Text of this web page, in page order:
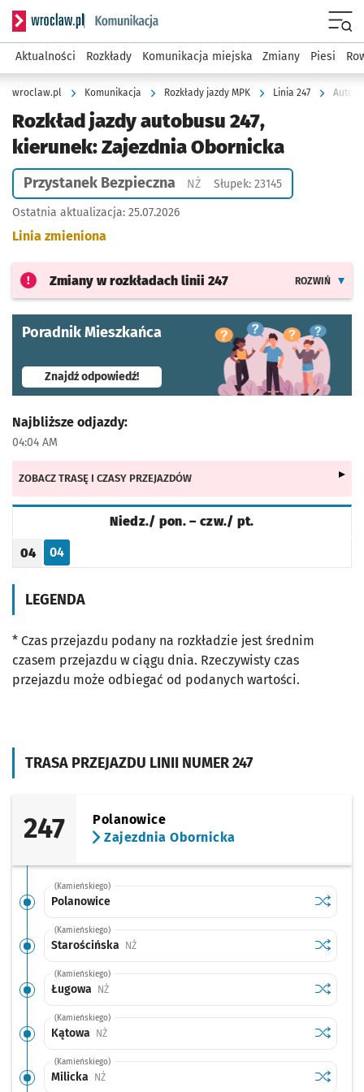
Serwis informacyjny wroclaw.pl podserwis: Komunikacja
Aktualności Rozkłady Komunikacja miejska Zmiany Piesi
wroclaw.pl Komunikacja Rozkłady jazdy MPK Linia 247
Rozkład jazdy autobusu 247,
kierunek: Zajezdnia Obornicka
Przystanek Bezpieczna NŻPrzystanek na życzenie
Słupek: 23145
Ostatnia aktualizacja: 25.07.2026
Linia zmieniona
Zmiany w rozkładach linii 247 ROZWIŃ
Poradnik Mieszkańca
Znajdź odpowiedź!- otworzy się w nowej karcie
TRASA PRZEJAZDU LINII NUMER 247
247
Polanowice
Zajezdnia Obornicka
(Kamieńskiego)
Polanowice Sprawdź
(Kamieńskiego)
Starościńska NŻPrzystanek na życzenie Sprawdź
(Kamieńskiego)
Ługowa NŻPrzystanek na życzenie Sprawdź
Ługowa
(Kamieńskiego)
Kątowa NŻPrzystanek na życzenie Sprawdź
Kątowa
(Kamieńskiego)
Milicka NŻPrzystanek na życzenie Sprawdź
Milicka
Najbliższe odjazdy:
04:04 AM
ZOBACZ TRASĘ I CZASY PRZEJAZDÓW
Niedz./ pon. – czw./ pt.
Rozkład jazdy -
Godzina odjazdu
04
Odjazd
04
minut po godzinie 04
LEGENDA
* Czas przejazdu podany na rozkładzie jest średnim
czasem przejazdu w ciągu dnia. Rzeczywisty czas
przejazdu może odbiegać od podanych wartości.